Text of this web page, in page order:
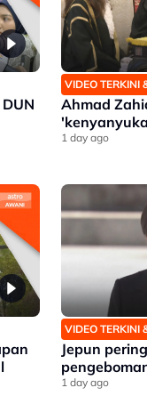
VIDEO TERKINI
Ahmad
1 day ago
VIDEO TERKINI
Jepun
1 day ago